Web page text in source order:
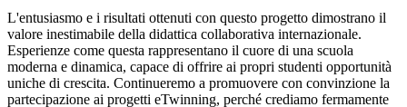
L'entusiasmo e i risultati ottenuti con questo progetto dimostrano il
valore inestimabile della didattica collaborativa internazionale.
Esperienze come questa rappresentano il cuore di una scuola
moderna e dinamica, capace di offrire ai propri studenti opportunità
uniche di crescita. Continueremo a promuovere con convinzione la
partecipazione ai progetti eTwinning, perché crediamo fermamente